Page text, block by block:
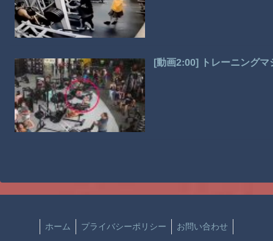
[動画2:00] トレーニング
ホーム プライバシーポリシー お問い合わせ